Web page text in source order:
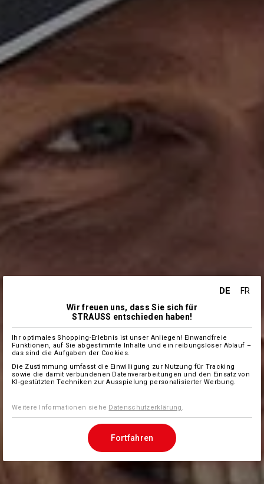
DE
FR
Wir freuen uns, dass Sie sich für
STRAUSS entschieden haben!
Ihr optimales Shopping-Erlebnis ist unser Anliegen! Einwandfreie
Funktionen, auf Sie abgestimmte Inhalte und ein reibungsloser Ablauf –
das sind die Aufgaben der Cookies.
Die Zustimmung umfasst die Einwilligung zur Nutzung für Tracking
sowie die damit verbundenen Datenverarbeitungen und den Einsatz von
KI-gestützten Techniken zur Ausspielung personalisierter Werbung.
Weitere Informationen siehe Datenschutzerklärung.
Fortfahren